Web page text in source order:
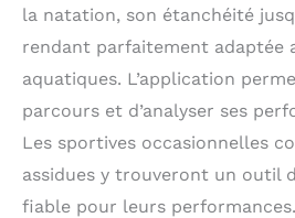
la natation, son étanchéité
rendant parfaitement adaptée
aquatiques. L’application
parcours et d’analyser ses
Les sportives occasionnelles
assidues y trouveront un outil
fiable pour leurs performances.